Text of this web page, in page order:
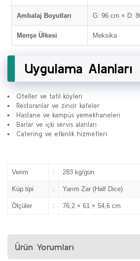
Ambalaj Boyutları G: 96 cm × D:
Menşe Ülkesi Meksika
Uygulama Alanları
Oteller ve tatil köyleri
Restoranlar ve zincir kafeler
Hastane ve kampüs yemekhaneleri
Barlar ve içki servis alanları
Catering ve etkinlik hizmetleri
Verim : 283 kg/gün
Küp tipi : Yarım Zar (Half Dice)
Ölçüler : 76,2 × 61 × 54,6 cm
Ürün Yorumları